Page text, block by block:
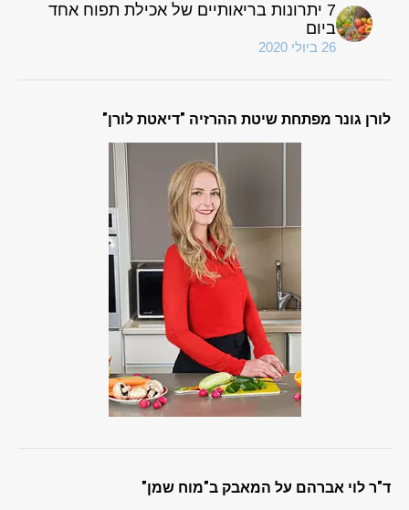
7 יתרונות בריאותיים של אכילת תפוח אחד
ביום
26 ביולי 2020
לורן גונר מפתחת שיטת ההרזיה "דיאטת לורן"
ד"ר לוי אברהם על המאבק ב"מוח שמן"